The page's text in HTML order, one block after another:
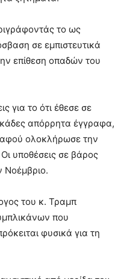
το ως
σε εμπιστευτικά
επίθεση οπαδών του
για το ότι έθεσε σε
απόρρητα έγγραφα,
αφού ολοκλήρωσε την
υποθέσεις σε βάρος
Νοέμβριο.
του κ. Τραμπ
που
φυσικά για τη